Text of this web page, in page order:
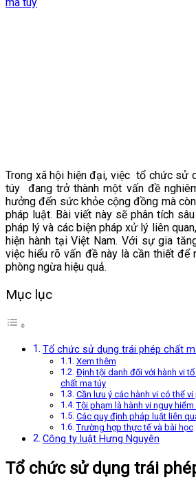
Trong xã hội hiện đại, việc tổ chức sử
túy
đang trở thành một vấn đề
hưởng đến sức khỏe cộng đồng mà
pháp luật. Bài viết này sẽ phân tích
pháp lý và các biện pháp xử lý liên
hiện hành tại Việt Nam. Với sự gia
việc hiểu rõ vấn đề này là cần thiết để
phòng ngừa hiệu quả.
Mục lục
Tổ chức sử dụng trái phép chất
Xem thêm
Định tội danh đối với hành vi
chất ma túy
Cần lưu ý các hành vi có thể
Tội phạm là hành vi nguy
Các quy định pháp luật liên
Trường hợp thực tế và bài học
Công ty luật Hưng Nguyên
Tổ chức sử dụng trái